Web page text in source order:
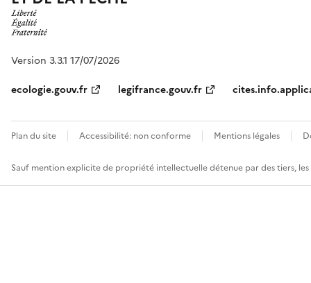
Version 3.3.1 17/07/2026
ecologie.gouv.fr
legifrance.gouv.fr
Plan du site Accessibilité: non conforme Mentions légales
Sauf mention explicite de propriété intellectuelle détenue par des tiers,